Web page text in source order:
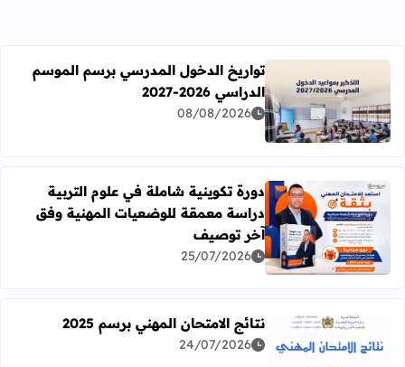
اقرأ المزيد عن تواريخ الدخول المدرسي برسم الموسم الدراسي 2026-
تواريخ الدخول المدرسي برسم الموسم
الدراسي 2026-2027
08/08/2026
اقرأ المزيد عن دورة تكوينية شاملة في علوم التربية
دورة تكوينية شاملة في علوم التربية
دراسة معمقة للوضعيات المهنية وفق
آخر توصيف
25/07/2026
اقرأ المزيد عن نتائج الامتحان المهني برسم 2025
نتائج الامتحان المهني برسم 2025
24/07/2026